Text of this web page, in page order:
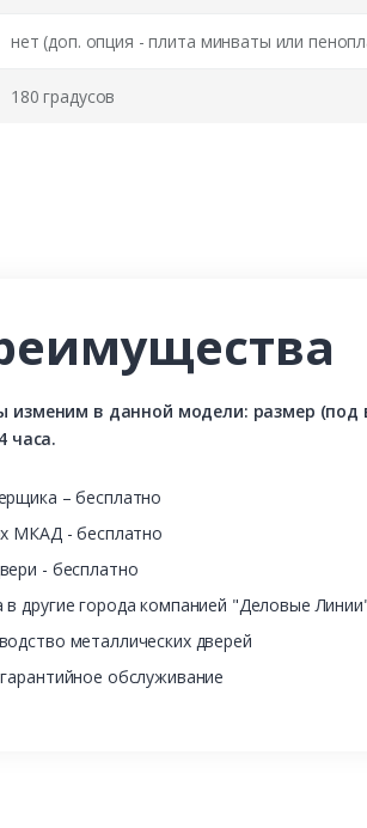
нет (доп. опция - плита минваты или
180 градусов
в данной модели: размер (под
часа.
– бесплатно
МКАД - бесплатно
- бесплатно
другие города компанией "Деловые
металлических дверей
обслуживание